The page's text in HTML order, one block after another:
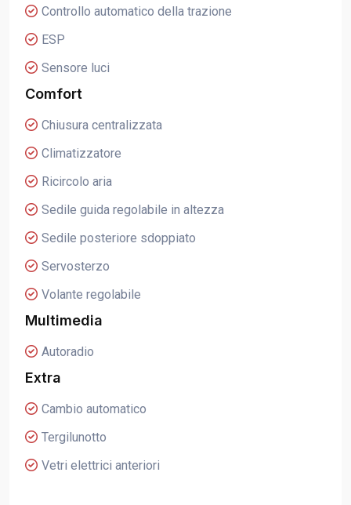
Controllo automatico della trazione
ESP
Sensore luci
Comfort
Chiusura centralizzata
Climatizzatore
Ricircolo aria
Sedile guida regolabile in altezza
Sedile posteriore sdoppiato
Servosterzo
Volante regolabile
Multimedia
Autoradio
Extra
Cambio automatico
Tergilunotto
Vetri elettrici anteriori